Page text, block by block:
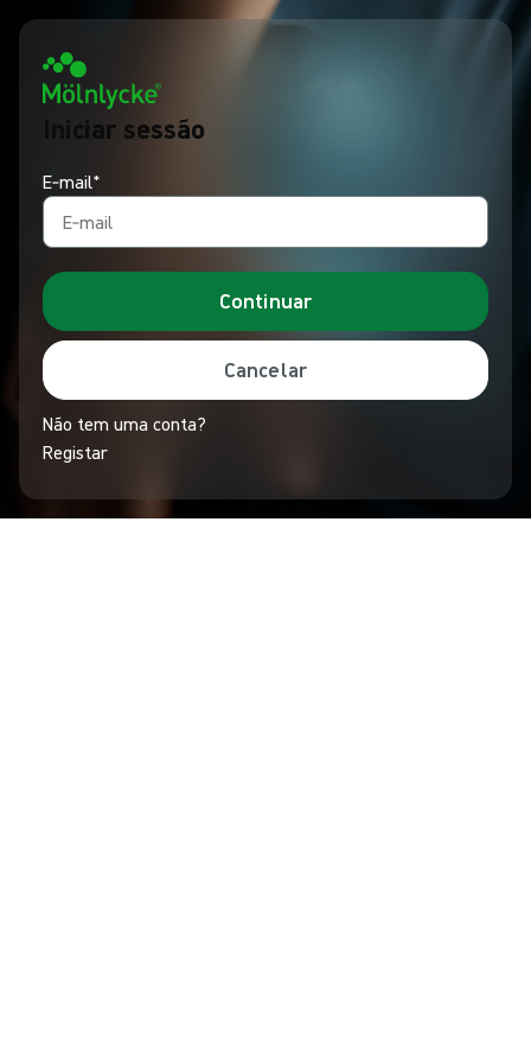
Iniciar sessão
E‑mail*
Continuar
Cancelar
Não tem uma conta?
Registar